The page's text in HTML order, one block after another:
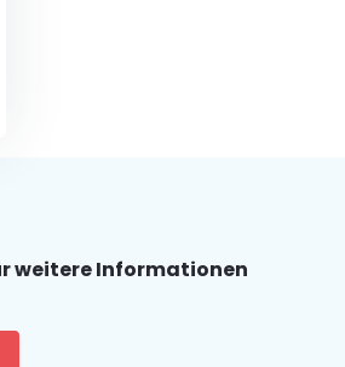
weitere Informationen